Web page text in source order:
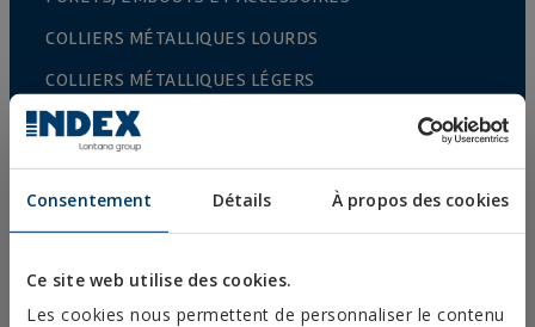
Consentement Détails À propos des cookies
Ce site web utilise des cookies.
Les cookies nous permettent de personnaliser le contenu
COLLIERS MÉTALLIQUES LOURDS
COLLIERS MÉTALLIQUES LÉGERS
SYSTÈMES DE PROTECTION CONTRE LES INCENDIES
CROCHETS POUR GOUTTIÈRE
COLLIERS PLASTIQUES
SYSTÈMES D’INSTALLATION ET FIXATIONS POUR
PANNEAUX SOLAIRES